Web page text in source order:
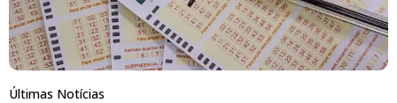
Últimas Notícias